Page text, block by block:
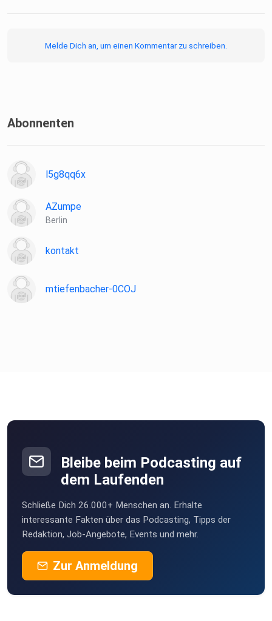
Melde Dich an, um einen Kommentar zu schreiben.
Abonnenten
l5g8qq6x
AZumpe
Berlin
kontakt
mtiefenbacher-0COJ
Bleibe beim Podcasting auf
dem Laufenden
Schließe Dich 26.000+ Menschen an. Erhalte
interessante Fakten über das Podcasting, Tipps der
Redaktion, Job-Angebote, Events und mehr.
Zur Anmeldung